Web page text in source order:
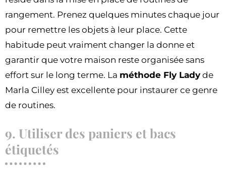
rangement. Prenez quelques minutes chaque jour
pour remettre les objets à leur place. Cette
habitude peut vraiment changer la donne et
garantir que votre maison reste organisée sans
effort sur le long terme. La méthode Fly Lady de
Marla Cilley est excellente pour instaurer ce genre
de routines.
9. Utiliser des paniers et bacs
étiquetés